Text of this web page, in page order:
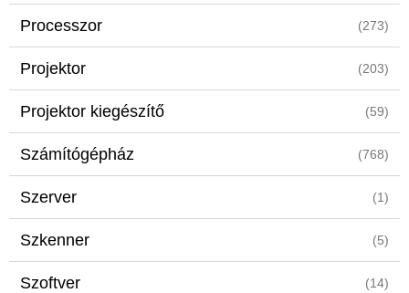
Processzor (273)
Projektor (203)
Projektor kiegészítő (59)
Számítógépház (768)
Szerver (1)
Szkenner (5)
Szoftver (14)